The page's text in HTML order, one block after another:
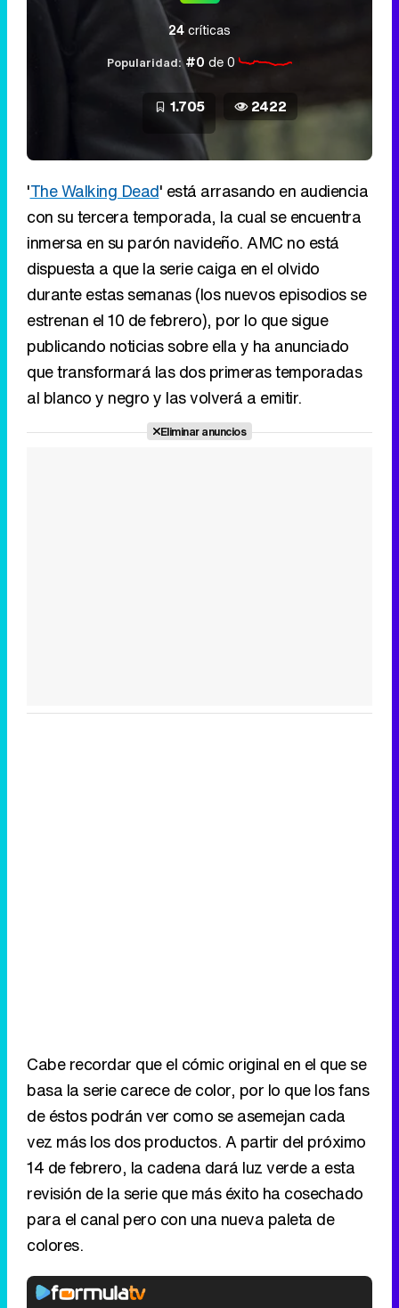
24críticas
Popularidad: #0 de 0
1.705 2422
'The Walking Dead' está arrasando en audiencia
con su tercera temporada, la cual se encuentra
inmersa en su parón navideño. AMC no está
dispuesta a que la serie caiga en el olvido
durante estas semanas (los nuevos episodios se
estrenan el 10 de febrero), por lo que sigue
publicando noticias sobre ella y ha anunciado
que transformará las dos primeras temporadas
al blanco y negro y las volverá a emitir.
Eliminar anuncios
Cabe recordar que el cómic original en el que se
basa la serie carece de color, por lo que los fans
de éstos podrán ver como se asemejan cada
vez más los dos productos. A partir del próximo
14 de febrero, la cadena dará luz verde a esta
revisión de la serie que más éxito ha cosechado
para el canal pero con una nueva paleta de
colores.